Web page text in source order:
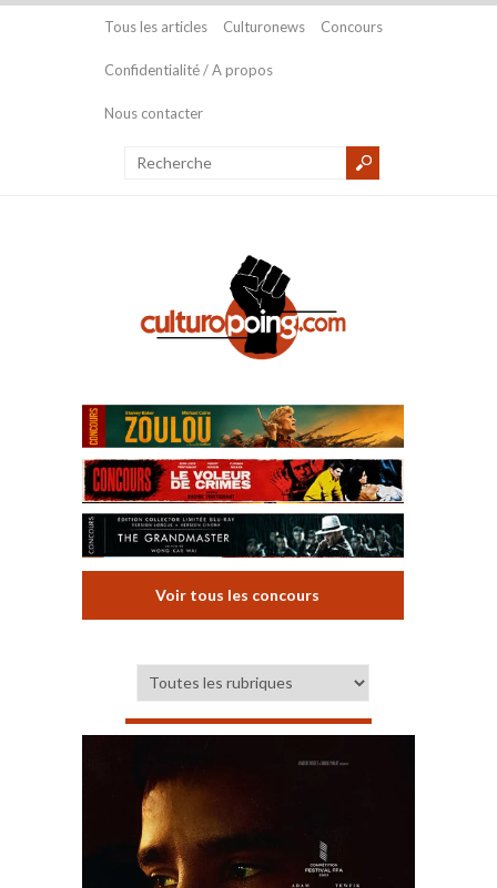
Tous les articles Culturonews Concours
Confidentialité / A propos
Nous contacter
Voir tous les concours